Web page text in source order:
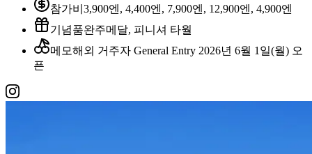
참가비 3,900엔, 4,400엔, 7,900엔, 12,900엔, 4,900엔
기념품완주메달, 피니셔 타월
메모해외 거주자 General Entry 2026년 6월 1일(월) 오
픈